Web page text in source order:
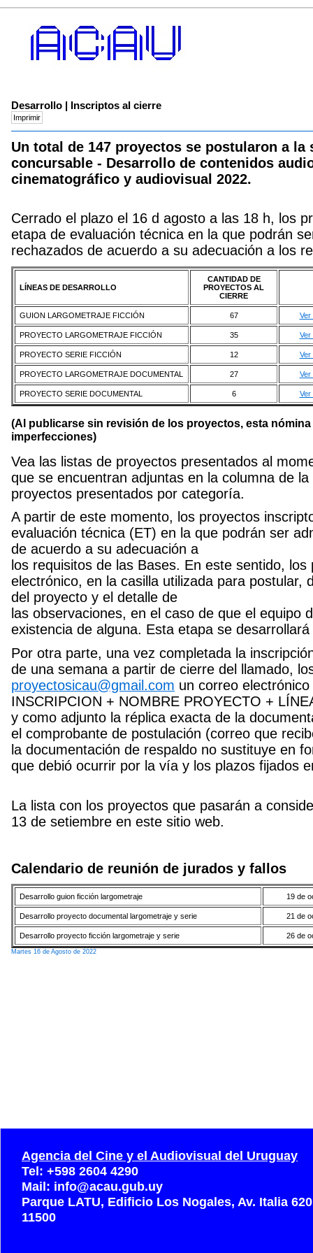
Desarrollo | Inscriptos al cierre
Un total de 147 proyectos se postularon a la
concursable - Desarrollo de contenidos
cinematográfico y audiovisual 2022.
Cerrado el plazo el 16 d agosto a las 18 h, los
etapa de evaluación técnica en la que podrán
rechazados de acuerdo a su adecuación a los
LÍNEAS DE DESARROLLO
CANTIDAD DE
PROYECTOS AL
CIERRE
GUION LARGOMETRAJE FICCIÓN 67 Ver
PROYECTO LARGOMETRAJE FICCIÓN 35 Ver
PROYECTO SERIE FICCIÓN 12 Ver
PROYECTO LARGOMETRAJE DOCUMENTAL 27 Ver
PROYECTO SERIE DOCUMENTAL 6 Ver
(Al publicarse sin revisión de los proyectos, esta
imperfecciones)
Vea las listas de proyectos presentados al
que se encuentran adjuntas en la columna de
proyectos presentados por categoría.
A partir de este momento, los proyectos
evaluación técnica (ET) en la que podrán ser
de acuerdo a su adecuación a
los requisitos de las Bases. En este sentido,
electrónico, en la casilla utilizada para postular,
del proyecto y el detalle de
las observaciones, en el caso de que el equipo
existencia de alguna. Esta etapa se
Por otra parte, una vez completada la
de una semana a partir de cierre del llamado,
proyectosicau@gmail.com un correo
INSCRIPCION + NOMBRE PROYECTO +
y como adjunto la réplica exacta de la
el comprobante de postulación (correo que
la documentación de respaldo no sustituye en
que debió ocurrir por la vía y los plazos fijados
La lista con los proyectos que pasarán a
13 de setiembre en este sitio web.
Calendario de reunión de jurados y fallos
Desarrollo guion ficción largometraje 19 de
Desarrollo proyecto documental largometraje y serie 21 de
Desarrollo proyecto ficción largometraje y serie 26 de
Martes 16 de Agosto de 2022
Agencia del Cine y el Audiovisual del Uruguay
Tel: +598 2604 4290
Mail: info@acau.gub.uy
Parque LATU, Edificio Los Nogales, Av. Italia
11500